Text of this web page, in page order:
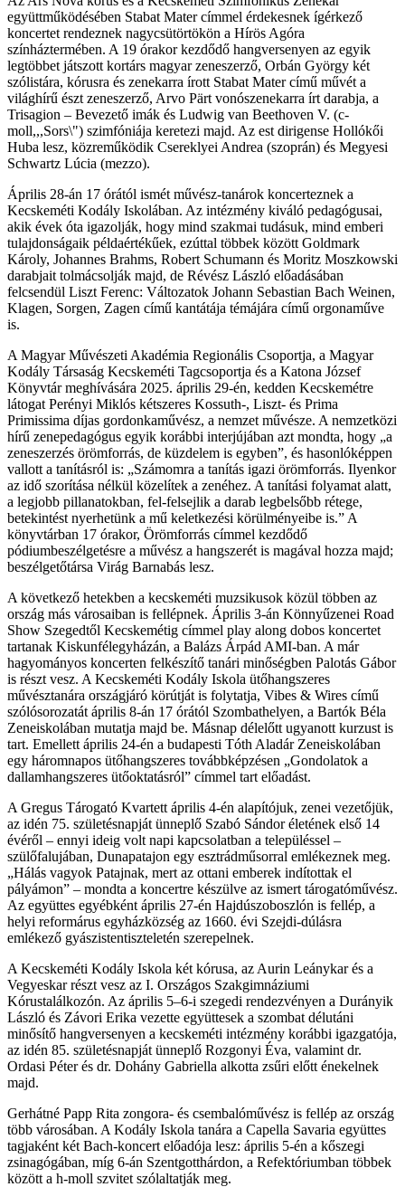
együttműködésében Stabat Mater címmel érdekesnek ígérkező
koncertet rendeznek nagycsütörtökön a Hírös Agóra
színháztermében. A 19 órakor kezdődő hangversenyen az egyik
legtöbbet játszott kortárs magyar zeneszerző, Orbán György két
szólistára, kórusra és zenekarra írott Stabat Mater című művét a
világhírű észt zeneszerző, Arvo Pärt vonószenekarra írt darabja, a
Trisagion – Bevezető imák és Ludwig van Beethoven V. (c-
moll,,,Sors\") szimfóniája keretezi majd. Az est dirigense Hollókői
Huba lesz, közreműködik Csereklyei Andrea (szoprán) és Megyesi
Schwartz Lúcia (mezzo).
Április 28-án 17 órától ismét művész-tanárok koncerteznek a
Kecskeméti Kodály Iskolában. Az intézmény kiváló pedagógusai,
akik évek óta igazolják, hogy mind szakmai tudásuk, mind emberi
tulajdonságaik példaértékűek, ezúttal többek között Goldmark
Károly, Johannes Brahms, Robert Schumann és Moritz Moszkowski
darabjait tolmácsolják majd, de Révész László előadásában
felcsendül Liszt Ferenc: Változatok Johann Sebastian Bach Weinen,
Klagen, Sorgen, Zagen című kantátája témájára című orgonaműve
is.
A Magyar Művészeti Akadémia Regionális Csoportja, a Magyar
Kodály Társaság Kecskeméti Tagcsoportja és a Katona József
Könyvtár meghívására 2025. április 29-én, kedden Kecskemétre
látogat Perényi Miklós kétszeres Kossuth-, Liszt- és Prima
Primissima díjas gordonkaművész, a nemzet művésze. A nemzetközi
hírű zenepedagógus egyik korábbi interjújában azt mondta, hogy „a
zeneszerzés örömforrás, de küzdelem is egyben”, és hasonlóképpen
vallott a tanításról is: „Számomra a tanítás igazi örömforrás. Ilyenkor
az idő szorítása nélkül közelítek a zenéhez. A tanítási folyamat alatt,
a legjobb pillanatokban, fel-felsejlik a darab legbelsőbb rétege,
betekintést nyerhetünk a mű keletkezési körülményeibe is.” A
könyvtárban 17 órakor, Örömforrás címmel kezdődő
pódiumbeszélgetésre a művész a hangszerét is magával hozza majd;
beszélgetőtársa Virág Barnabás lesz.
A következő hetekben a kecskeméti muzsikusok közül többen az
ország más városaiban is fellépnek. Április 3-án Könnyűzenei Road
Show Szegedtől Kecskemétig címmel play along dobos koncertet
tartanak Kiskunfélegyházán, a Balázs Árpád AMI-ban. A már
hagyományos koncerten felkészítő tanári minőségben Palotás Gábor
is részt vesz. A Kecskeméti Kodály Iskola ütőhangszeres
művésztanára országjáró körútját is folytatja, Vibes & Wires című
szólósorozatát április 8-án 17 órától Szombathelyen, a Bartók Béla
Zeneiskolában mutatja majd be. Másnap délelőtt ugyanott kurzust is
tart. Emellett április 24-én a budapesti Tóth Aladár Zeneiskolában
egy háromnapos ütőhangszeres továbbképzésen „Gondolatok a
dallamhangszeres ütőoktatásról” címmel tart előadást.
A Gregus Tárogató Kvartett április 4-én alapítójuk, zenei vezetőjük,
az idén 75. születésnapját ünneplő Szabó Sándor életének első 14
évéről – ennyi ideig volt napi kapcsolatban a településsel –
szülőfalujában, Dunapatajon egy esztrádműsorral emlékeznek meg.
„Hálás vagyok Patajnak, mert az ottani emberek indítottak el
pályámon” – mondta a koncertre készülve az ismert tárogatóművész.
Az együttes egyébként április 27-én Hajdúszoboszlón is fellép, a
helyi reformárus egyházközség az 1660. évi Szejdi-dúlásra
emlékező gyászistentiszteletén szerepelnek.
A Kecskeméti Kodály Iskola két kórusa, az Aurin Leánykar és a
Vegyeskar részt vesz az I. Országos Szakgimnáziumi
Kórustalálkozón. Az április 5–6-i szegedi rendezvényen a Durányik
László és Závori Erika vezette együttesek a szombat délutáni
minősítő hangversenyen a kecskeméti intézmény korábbi igazgatója,
az idén 85. születésnapját ünneplő Rozgonyi Éva, valamint dr.
Ordasi Péter és dr. Dohány Gabriella alkotta zsűri előtt énekelnek
majd.
Gerhátné Papp Rita zongora- és csembalóművész is fellép az ország
több városában. A Kodály Iskola tanára a Capella Savaria együttes
tagjaként két Bach-koncert előadója lesz: április 5-én a kőszegi
zsinagógában, míg 6-án Szentgotthárdon, a Refektóriumban többek
között a h-moll szvitet szólaltatják meg.